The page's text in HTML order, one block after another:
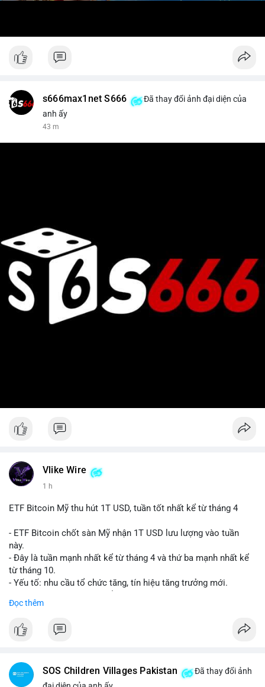
s666max1net S666
Đã thay đổi ảnh đại diện của
anh ấy
43 m
Vlike Wire
1 h
ETF Bitcoin Mỹ thu hút 1T USD, tuần tốt nhất kể từ tháng 4
- ETF Bitcoin chốt sàn Mỹ nhận 1T USD lưu lượng vào tuần
này.
- Đây là tuần mạnh nhất kể từ tháng 4 và thứ ba mạnh nhất kể
từ tháng 10.
- Yếu tố: nhu cầu tổ chức tăng, tín hiệu tăng trưởng mới.
dẫn.
#binancesquare
#vlikevn #titanbot
Đọc thêm
SOS Children Villages Pakistan
Đã thay đổi ảnh